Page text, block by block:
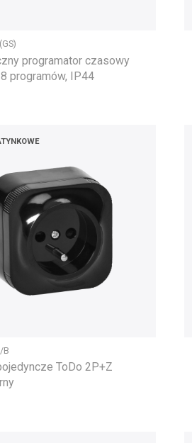
programator czasowy
programów, IP44
B
ToDo 2P+Z